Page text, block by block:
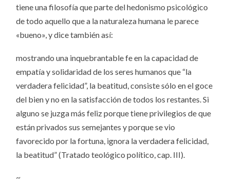
tiene una filosofía que parte del hedonismo psicológico
de todo aquello que a la naturaleza humana le parece
«bueno», y dice también así:
mostrando una inquebrantable fe en la capacidad de
empatía y solidaridad de los seres humanos que “la
verdadera felicidad”, la beatitud, consiste sólo en el goce
del bien y no en la satisfacción de todos los restantes. Si
alguno se juzga más feliz porque tiene privilegios de que
están privados sus semejantes y porque se vio
favorecido por la fortuna, ignora la verdadera felicidad,
la beatitud” (Tratado teológico político, cap. III).
~